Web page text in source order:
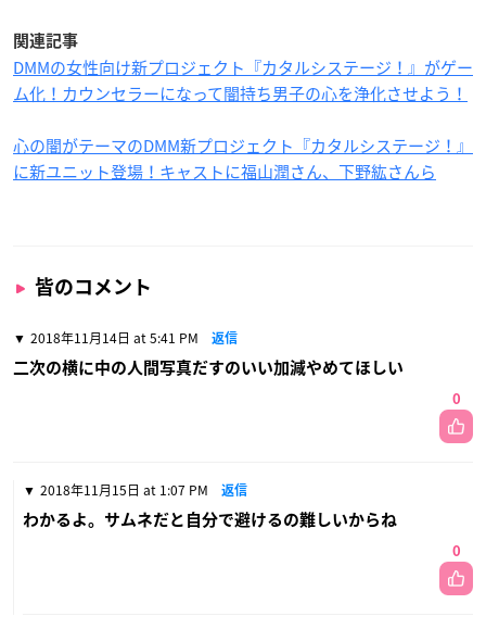
関連記事
DMMの女性向け新プロジェクト『カタルシステージ！』がゲー
ム化！カウンセラーになって闇持ち男子の心を浄化させよう！
心の闇がテーマのDMM新プロジェクト『カタルシステージ！』
に新ユニット登場！キャストに福山潤さん、下野紘さんら
皆のコメント
2018年11月14日 at 5:41 PM 返信
二次の横に中の人間写真だすのいい加減やめてほしい
0
2018年11月15日 at 1:07 PM 返信
わかるよ。サムネだと自分で避けるの難しいからね
0